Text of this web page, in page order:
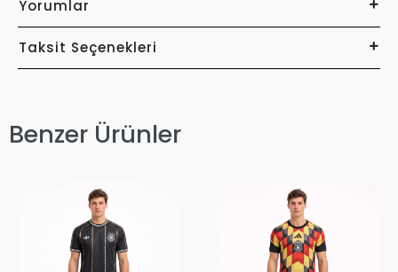
Yorumlar
Taksit Seçenekleri
Benzer Ürünler